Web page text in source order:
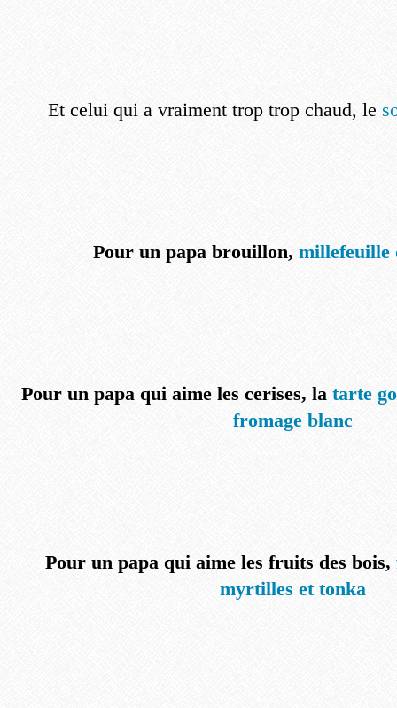
Et celui qui a vraiment trop trop chaud, le
Pour un papa brouillon, millefeuille
Pour un papa qui aime les cerises, la tarte
fromage blanc
Pour un papa qui aime les fruits des bois,
myrtilles et tonka